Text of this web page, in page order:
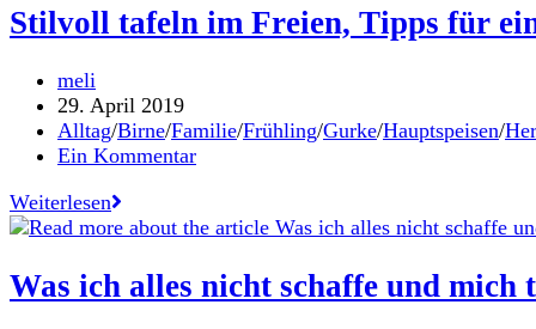
die
heißen
6
Tipps,
um
mehr
Mineralwasser
zu
In
Stilvoll tafeln im Freien, Tipps für
Beitrags-
Autor:
meli
Beitrag
veröffentlicht:
29. April 2019
Beitrags-
Kategorie:
Alltag/Birne/Familie/Frühling/Gurke/Hauptspeisen/
Beitrags-
Ein Kommentar
WeiterlesenStilvoll
tafeln
Freien,
Tipps
Was ich alles nicht schaffe und